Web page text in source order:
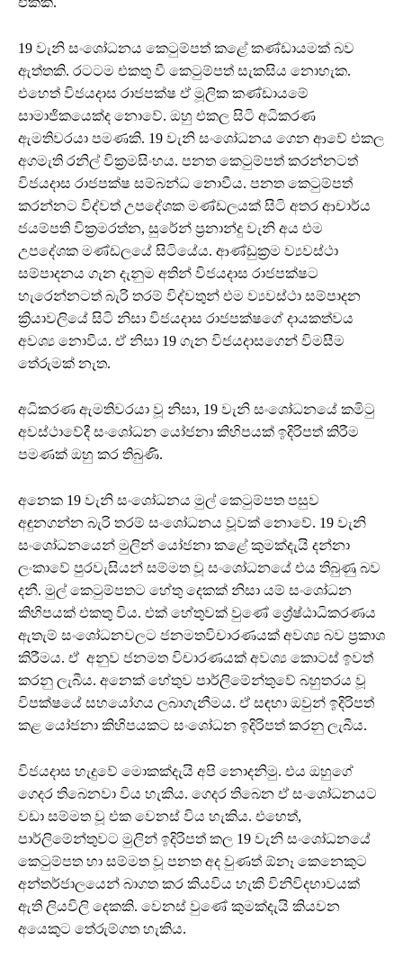
19 වැනි සංශෝධනය කෙටුම්පත් කළේ කණ්ඩායමක් බව
ඇත්තකි. රටටම එකතු වී කෙටුම්පත් සැකසිය නොහැක.
එහෙත් විජයදාස රාජපක්ෂ ඒ මූලික කණ්ඩායමේ
සාමාජිකයෙක්ද නොවේ. ඔහු එකල සිටි අධිකරණ
ඇමතිවරයා පමණකි. 19 වැනි සංශෝධනය ගෙන ආවේ එකල
අගමැති රනිල් වික්‍රමසිංහය. පනත කෙටුම්පත් කරන්නටත්
විජයදාස රාජපක්ෂ සම්බන්ධ නොවීය. පනත කෙටුම්පත්
කරන්නට විද්වත් උපදේශක මණ්ඩලයක් සිටි අතර ආචාර්ය
ජයම්පති වික්‍රමරත්න, සුරේන් ප්‍රනාන්දු වැනි අය එම
උපදේශක මණ්ඩලයේ සිටියේය. ආණ්ඩුක්‍රම ව්‍යවස්ථා
සම්පාදනය ගැන දැනුම අතින් විජයදාස රාජපක්ෂට
හැරෙන්නටත් බැරි තරම් විද්වතුන් එම ව්‍යවස්ථා සම්පාදන
ක්‍රියාවලියේ සිටි නිසා විජයදාස රාජපක්ෂගේ දායකත්වය
අවශ්‍ය නොවීය. ඒ නිසා 19 ගැන විජයදාසගෙන් විමසීම
තේරුමක් නැත.
අධිකරණ ඇමතිවරයා වූ නිසා, 19 වැනි සංශෝධනයේ කමිටු
අවස්ථාවේදී සංශෝධන යෝජනා කිහිපයක් ඉදිරිපත් කිරීම
පමණක් ඔහු කර තිබුණි.
අනෙක 19 වැනි සංශෝධනය මුල් කෙටුම්පත පසුව
අඳුනගන්න බැරි තරම් සංශෝධනය වූවක් නොවේ. 19 වැනි
සංශෝධනයෙන් මුලින් යෝජනා කළේ කුමක්දැයි දන්නා
ලංකාවේ පුරවැසියන් සම්මත වූ සංශෝධනයේ එය තිබුණු බව
දනී. මුල් කෙටුම්පතට හේතු දෙකක් නිසා යම් සංශෝධන
කිහිපයක් එකතු විය. එක් හේතුවක් වුණේ ශ්‍රේෂ්ඨාධිකරණය
ඇතැම් සංශෝධනවලට ජනමතවිචාරණයක් අවශ්‍ය බව ප්‍රකාශ
කිරීමය. ඒ අනුව ජනමත විචාරණයක් අවශ්‍ය කොටස් ඉවත්
කරනු ලැබීය. අනෙක් හේතුව පාර්ලිමේන්තුවේ බහුතරය වූ
විපක්ෂයේ සහයෝගය ලබාගැනීමය. ඒ සඳහා ඔවුන් ඉදිරිපත්
කළ යෝජනා කිහිපයකට සංශෝධන ඉදිරිපත් කරනු ලැබීය.
විජයදාස හැදුවේ මොකක්දැයි අපි නොදනිමු. එය ඔහුගේ
ගෙදර තිබෙනවා විය හැකිය. ගෙදර තිබෙන ඒ සංශෝධනයට
වඩා සම්මත වූ එක වෙනස් විය හැකිය. එහෙත්,
පාර්ලිමේන්තුවට මුලින් ඉදිරිපත් කල 19 වැනි සංශෝධනයේ
කෙටුම්පත හා සම්මත වූ පනත අද වුණත් ඕනෑ කෙනෙකුට
අන්තර්ජාලයෙන් බාගත කර කියවිය හැකි විනිවිදභාවයක්
ඇති ලියවිලි දෙකකි. වෙනස් වුණේ කුමක්දැයි කියවන
අයෙකුට තේරුම්ගත හැකිය.